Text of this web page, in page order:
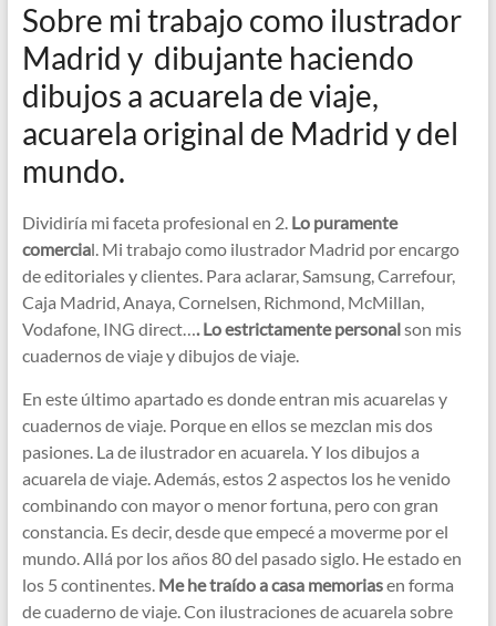
Sobre mi trabajo como ilustrador
Madrid y dibujante haciendo
dibujos a acuarela de viaje,
acuarela original de Madrid y del
mundo.
Dividiría mi faceta profesional en 2. Lo puramente
comercial. Mi trabajo como ilustrador Madrid por encargo
de editoriales y clientes. Para aclarar, Samsung, Carrefour,
Caja Madrid, Anaya, Cornelsen, Richmond, McMillan,
Vodafone, ING direct…. Lo estrictamente personalson mis
cuadernos de viaje y dibujos de viaje.
En este último apartado es donde entran mis acuarelas y
cuadernos de viaje. Porque en ellos se mezclan mis dos
pasiones. La de ilustrador en acuarela. Y los dibujos a
acuarela de viaje. Además, estos 2 aspectos los he venido
combinando con mayor o menor fortuna, pero con gran
constancia. Es decir, desde que empecé a moverme por el
mundo. Allá por los años 80 del pasado siglo. He estado en
los 5 continentes. Me he traído a casa memoriasen forma
de cuaderno de viaje. Con ilustraciones de acuarela sobre